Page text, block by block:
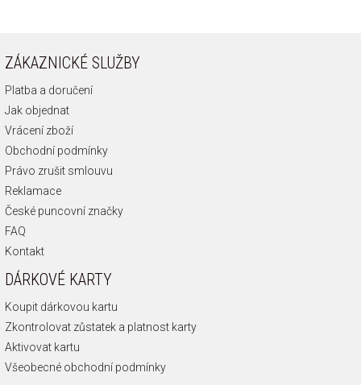
ZÁKAZNICKÉ SLUŽBY
Platba a doručení
Jak objednat
Vrácení zboží
Obchodní podmínky
Právo zrušit smlouvu
Reklamace
České puncovní značky
FAQ
Kontakt
DÁRKOVÉ KARTY
Koupit dárkovou kartu
Zkontrolovat zůstatek a platnost karty
Aktivovat kartu
Všeobecné obchodní podmínky